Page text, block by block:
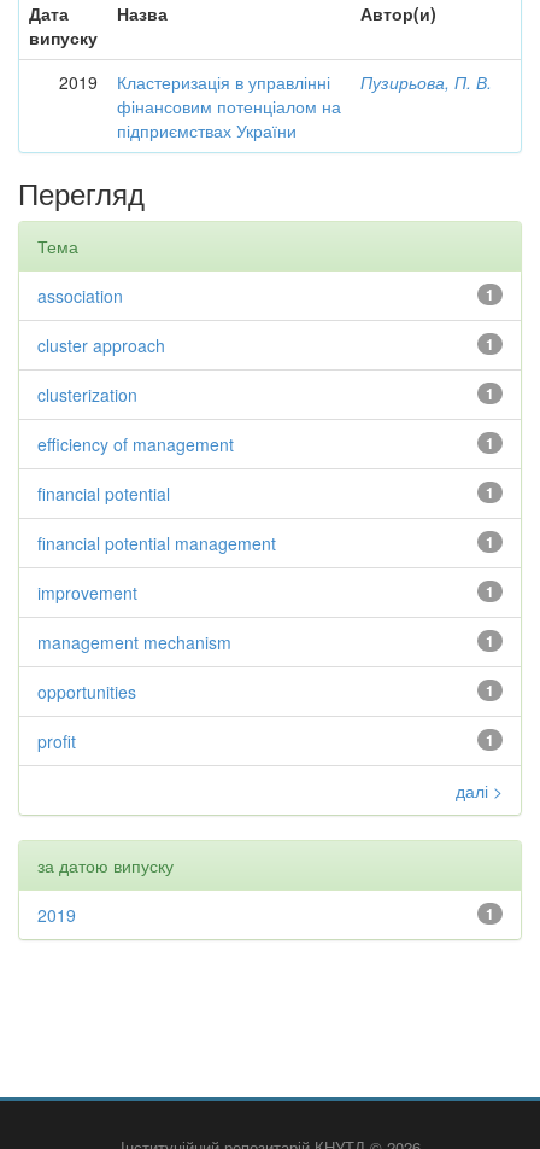
Дата
випуску
Назва Автор(и)
2019
Кластеризація в управлінні
фінансовим потенціалом на
підприємствах України
Пузирьова, П. В.
Перегляд
Тема
1
association
1
cluster approach
1
clusterization
1
efficiency of management
1
financial potential
1
financial potential management
1
improvement
1
management mechanism
1
opportunities
1
profit
далі >
за датою випуску
1
2019